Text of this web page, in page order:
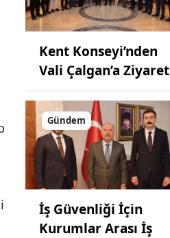
Kent Konseyi’nden
Vali Çalgan’a Ziyaret
Gündem
İş Güvenliği İçin
Kurumlar Arası İş